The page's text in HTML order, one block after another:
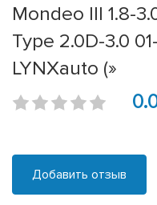
Mondeo III 1.8-
Type 2.0D-3.0
LYNXauto (»
Добавить отзыв